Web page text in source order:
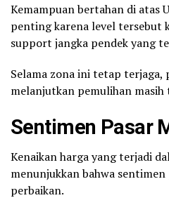
Kemampuan bertahan di atas
penting karena level tersebut
support jangka pendek yang
Selama zona ini tetap terjaga,
melanjutkan pemulihan masih
Sentimen Pasar
Kenaikan harga yang terjadi
menunjukkan bahwa
perbaikan.